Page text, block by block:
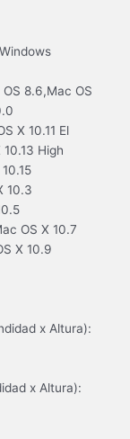
8.6,Mac OS
X 10.11 El
High
10.3
OS X 10.7
X 10.9
x Altura):
x Altura):